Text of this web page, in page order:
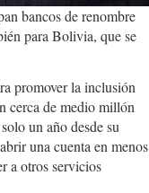
bancos de renombre
para Bolivia, que se
promover la inclusión
cerca de medio millón
un año desde su
una cuenta en menos
a otros servicios